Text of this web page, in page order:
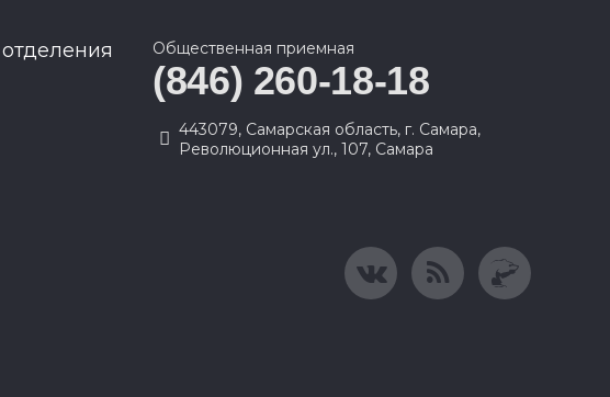
Общественная приемная
(846) 260-18-18
443079, Самарская область, г. Самара,
Революционная ул., 107, Самара